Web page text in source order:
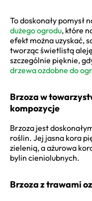
To doskonały pomysł
dużego ogrodu, które
efekt można uzyskać,
tworząc świetlistą
szczególnie pięknie,
drzewa ozdobne do
Brzoza w
kompozycje
Brzoza jest
roślin. Jej jasna kora
zielenią, a ażurowa
bylin cieniolubnych.
Brzoza z trawami